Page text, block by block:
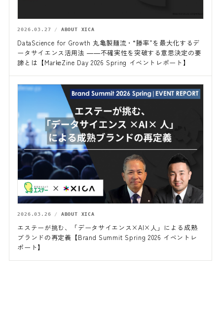
2026.03.27 ABOUT XICA
DataScience for Growth 丸亀製麺流・“勝率”を最大化するデ
ータサイエンス活用法 ――不確実性を突破する意思決定の要
諦とは【MarkeZine Day 2026 Spring イベントレポート】
2026.03.26 ABOUT XICA
エステーが挑む、「データサイエンス×AI×人」による成熟
ブランドの再定義【Brand Summit Spring 2026 イベントレ
ポート】